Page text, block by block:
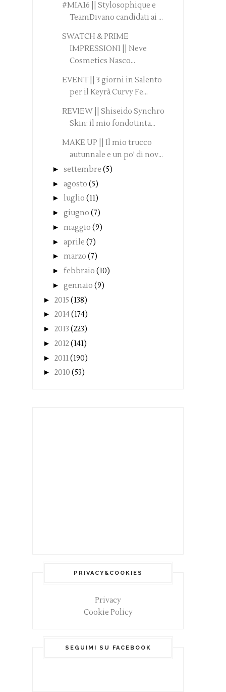
#MIA16 || Stylosophique e
TeamDivano candidati ai ...
SWATCH & PRIME
IMPRESSIONI || Neve
Cosmetics Nasco...
EVENT || 3 giorni in Salento
per il Keyrà Curvy Fe...
REVIEW || Shiseido Synchro
Skin: il mio fondotinta...
MAKE UP || Il mio trucco
autunnale e un po' di nov...
► settembre (5)
► agosto (5)
► luglio (11)
► giugno (7)
► maggio (9)
► aprile (7)
► marzo (7)
► febbraio (10)
► gennaio (9)
► 2015 (138)
► 2014(174)
► 2013 (223)
► 2012(141)
► 2011(190)
► 2010 (53)
PRIVACY&COOKIES
Privacy
Cookie Policy
SEGUIMI SU FACEBOOK